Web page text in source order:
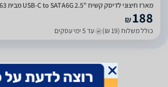
מארז חיצוני לדיסק קשיח "USB-C to SATA6G 2.5 מבית UNITEK Y-3363
₪188
כולל משלוח (19 ₪) עד 5 ימי עסקים